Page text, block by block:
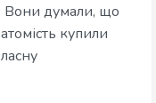
Вони думали, що
купили